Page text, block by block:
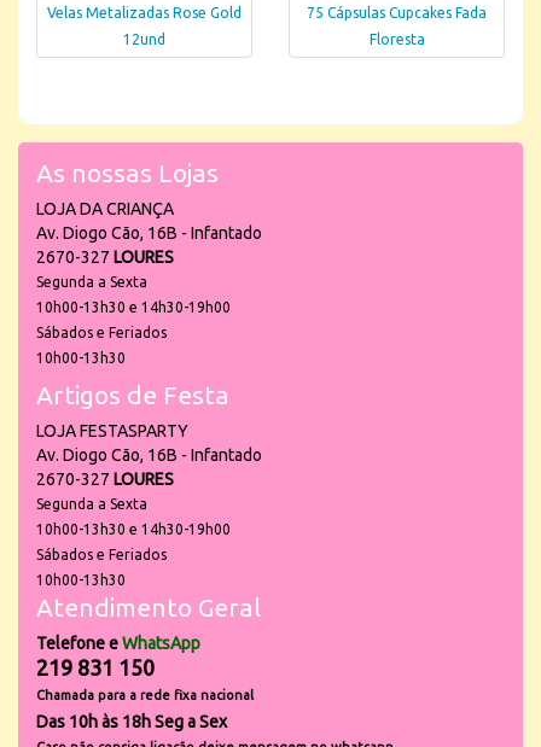
Velas Metalizadas Rose Gold
12und
75 Cápsulas Cupcakes Fada
Floresta
As nossas Lojas
LOJA DA CRIANÇA
Av. Diogo Cão, 16B - Infantado
2670-327 LOURES
Segunda a Sexta
10h00-13h30 e 14h30-19h00
Sábados e Feriados
10h00-13h30
Artigos de Festa
LOJA FESTASPARTY
Av. Diogo Cão, 16B - Infantado
2670-327 LOURES
Segunda a Sexta
10h00-13h30 e 14h30-19h00
Sábados e Feriados
10h00-13h30
Atendimento Geral
Telefone eWhatsApp
219 831 150
Chamada para a rede fixa nacional
Das 10h às 18h Seg a Sex